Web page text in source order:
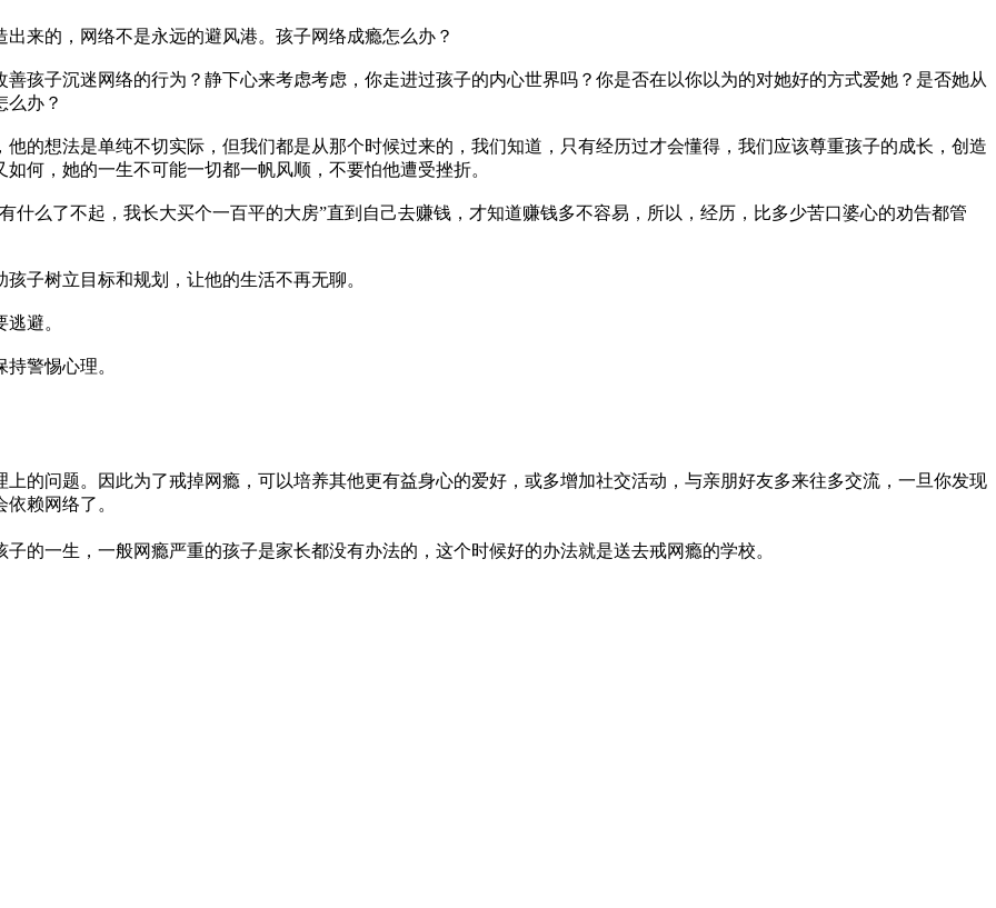
的，网络不是永远的避风港。孩子网络成瘾怎么办？
子沉迷网络的行为？静下心来考虑考虑，你走进过孩子的内心世界吗？你是否在以你以为的对她好的方式爱她？是否她从
么办？
想法是单纯不切实际，但我们都是从那个时候过来的，我们知道，只有经历过才会懂得，我们应该尊重孩子的成长，创造
何，她的一生不可能一切都一帆风顺，不要怕他遭受挫折。
了不起，我长大买个一百平的大房”直到自己去赚钱，才知道赚钱多不容易，所以，经历，比多少苦口婆心的劝告都管
树立目标和规划，让他的生活不再无聊。
避。
警惕心理。
的问题。因此为了戒掉网瘾，可以培养其他更有益身心的爱好，或多增加社交活动，与亲朋好友多来往多交流，一旦你发现
赖网络了。
的一生，一般网瘾严重的孩子是家长都没有办法的，这个时候好的办法就是送去戒网瘾的学校。